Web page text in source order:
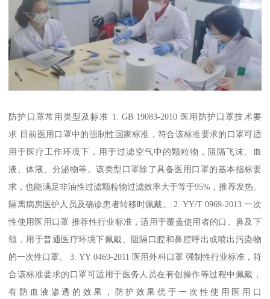
防护口罩常用类型及标准 1. GB 19083-2010 医用防护口罩技术要
求 目前医用口罩中的强制性国家标准，符合该标准要求的口罩可适
用于医疗工作环境下，用于过滤空气中的颗粒物，阻隔飞沫、血
液、体液、分泌物等。该类型口罩除了具备医用口罩的基本指标要
求，也能满足非油性过滤颗粒物过滤效率大于等于95%，推荐发热、
隔离病房医护人员及确诊患者转移时佩戴。 2. YY/T 0969-2013 一次
性使用医用口罩 推荐性行业标准，适用于覆盖使用者的口、鼻及下
颌，用于普通医疗环境下佩戴、阻隔口腔和鼻腔呼出或喷出污染物
的一次性口罩。 3. YY 0469-2011 医用外科口罩 强制性行业标准，符
合该标准要求的口罩可适用于医务人员在有创操作等过程中佩戴，
有防血液渗透的效果，防护效果优于一次性使用医用口